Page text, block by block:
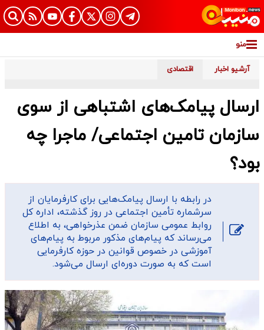
منو
آرشیو اخبار اقتصادی
ارسال پیامک‌های اشتباهی از سوی
سازمان تامین اجتماعی/ ماجرا چه
بود؟
در رابطه با ارسال پیامک‌هایی برای کارفرمایان از
سرشماره تأمین اجتماعی در روز گذشته، اداره کل
روابط عمومی سازمان ضمن عذرخواهی، به اطلاع
می‌رساند که پیام‌های مذکور مربوط به پیام‌های
آموزشی در خصوص قوانین در حوزه کارفرمایی
است که به صورت دوره‌ای ارسال می‌شود.